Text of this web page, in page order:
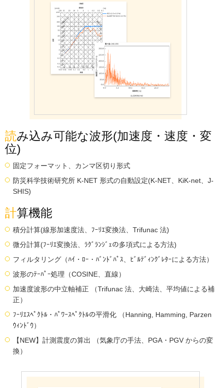
読み込み可能な波形(加速度・速度・変
位)
固定フォーマット、カンマ区切り形式
防災科学技術研究所 K-NET 形式の自動設定(K-NET、KiK-net、J-
SHIS)
計算機能
積分計算(線形加速度法、ﾌｰﾘｴ変換法、Trifunac 法)
微分計算(ﾌｰﾘｴ変換法、ﾗｸﾞﾗﾝｼﾞｪの多項式による方法)
フィルタリング（ﾊｲ・ﾛｰ・ﾊﾞﾝﾄﾞﾊﾟｽ、ﾋﾞﾙﾃﾞｨﾝｸﾞﾚﾀｰによる方法）
波形のﾃｰﾊﾟｰ処理（COSINE、直線）
加速度波形の中立軸補正 （Trifunac 法、大崎法、平均値による補
正）
ﾌｰﾘｴｽﾍﾟｸﾄﾙ・ﾊﾟﾜｰｽﾍﾟｸﾄﾙの平滑化 （Hanning, Hamming, Parzen
ｳｨﾝﾄﾞｳ）
【NEW】計測震度の算出 （気象庁の手法、PGA・PGV からの変
換）